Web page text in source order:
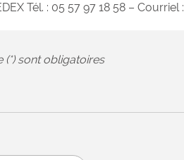
Tél. : 05 57 97 18 58 – Courriel :
sont obligatoires